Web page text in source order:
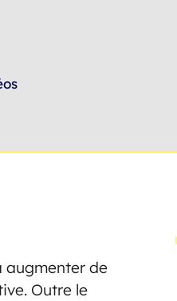
augmenter de
Outre le